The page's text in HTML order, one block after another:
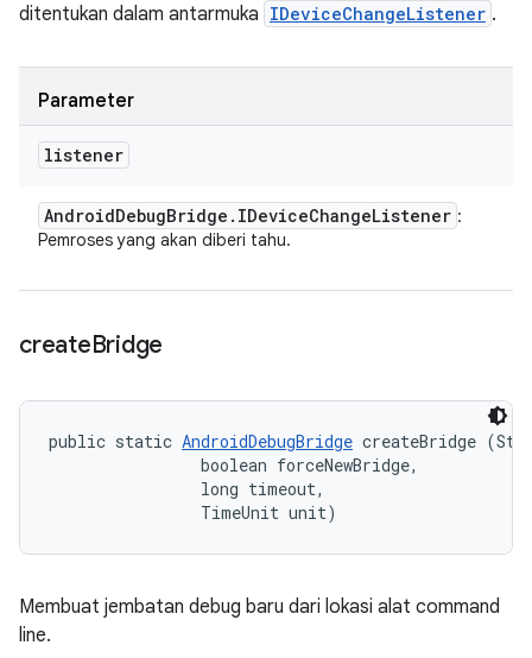
ditentukan dalam antarmuka IDeviceChangeListener .
Parameter
listener
AndroidDebugBridge . IDeviceChangeListener :
Pemroses yang akan diberi tahu.
createBridge
public static AndroidDebugBridge createBridge
                boolean forceNewBridge,
                long timeout,
                TimeUnit unit)
Membuat jembatan debug baru dari lokasi alat command
line.